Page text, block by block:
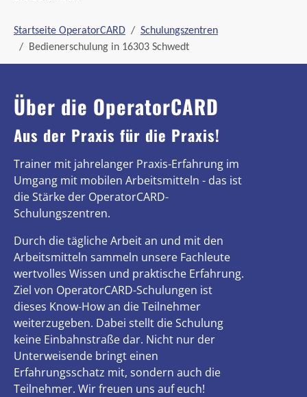
Startseite OperatorCARD
Schulungszentren
Bedienerschulung in 16303 Schwedt
Über die OperatorCARD
Aus der Praxis für die Praxis!
Trainer mit jahrelanger Praxis-Erfahrung im
Umgang mit mobilen Arbeitsmitteln - das ist
die Stärke der OperatorCARD-
Schulungszentren.
Durch die tägliche Arbeit an und mit den
Arbeitsmitteln sammeln unsere Fachleute
wertvolles Wissen und praktische Erfahrung.
Ziel von OperatorCARD-Schulungen ist
dieses Know-How an die Teilnehmer
weiterzugeben. Dabei stellt die Schulung
keine Einbahnstraße dar. Nicht nur der
Unterweisende bringt einen
Erfahrungsschatz mit, sondern auch die
Teilnehmer. Wir freuen uns auf euch!